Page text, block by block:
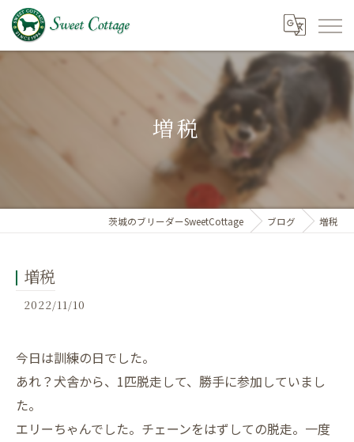
増税
茨城のブリーダーSweetCottage ブログ 増税
増税
2022/11/10
今日は訓練の日でした。
あれ？犬舎から、1匹脱走して、勝手に参加していまし
た。
エリーちゃんでした。チェーンをはずしての脱走。一度